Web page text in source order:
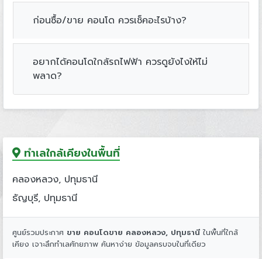
ก่อนซื้อ/ขาย คอนโด ควรเช็คอะไรบ้าง?
อยากได้คอนโดใกล้รถไฟฟ้า ควรดูยังไงให้ไม่
พลาด?
ทำเลใกล้เคียงในพื้นที่
คลองหลวง, ปทุมธานี
ธัญบุรี, ปทุมธานี
ศูนย์รวมประกาศ ขาย คอนโดขาย คลองหลวง, ปทุมธานี ในพื้นที่ใกล้
เคียง เจาะลึกทำเลศักยภาพ ค้นหาง่าย ข้อมูลครบจบในที่เดียว